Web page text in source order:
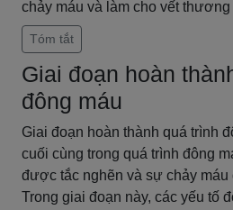
chảy máu và làm cho vết
Tóm tắt
Giai đoạn hoàn
đông máu
Giai đoạn hoàn thành quá trình
cuối cùng trong quá trình đông
được tắc nghẽn và sự chảy
Trong giai đoạn này, các yếu tố